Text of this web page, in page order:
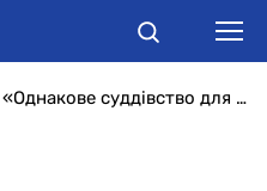
«Однакове суддівство для Оболоні й Шахтаря»: Монзуль у два рази збільшила зарплату арбітрам в УПЛ